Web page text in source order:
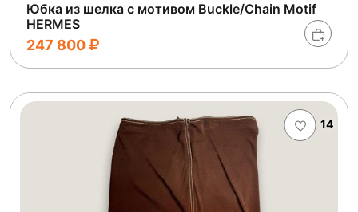
Юбка из шелка с мотивом Buckle/Chain Motif
HERMES
247 800
14